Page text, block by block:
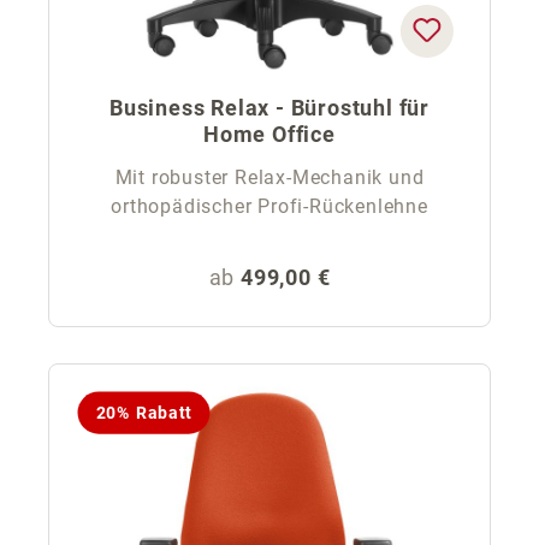
Business Relax - Bürostuhl für
Home Office
Mit robuster Relax-Mechanik und
orthopädischer Profi-Rückenlehne
Regulärer Preis:
ab 499,00 €
20% Rabatt